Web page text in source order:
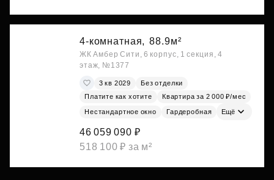
4-комнатная, 88.9м²
ЖК Амбер Сити, 6 корпус, 1 секция, 4
этаж, №1377
3 кв 2029
Без отделки
Платите как хотите
Квартира за 2 000 ₽/мес
Нестандартное окно Гардеробная Ещё
46 059 090 ₽
518 100 ₽ за м²